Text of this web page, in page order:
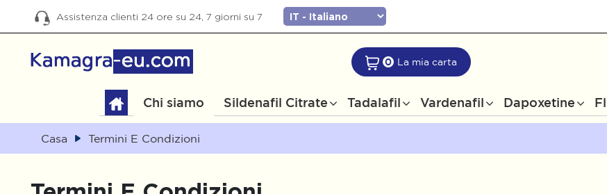
Assistenza clienti 24 ore su 24, 7 giorni su 7
0 La mia carta
Chi siamo Sildenafil Citrate Tadalafil Vardenafil Dapoxetine
Casa Termini E Condizioni